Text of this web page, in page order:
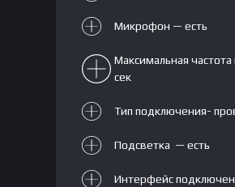
Микрофон — есть
Максимальная
сек
Тип подключения-
Подсветка — есть
Интерфейс